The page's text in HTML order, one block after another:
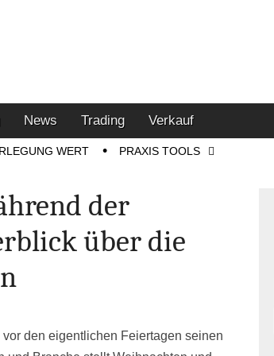
News Trading Verkauf
WERT PRAXIS TOOLS
der
über die
den eigentlichen Feiertagen seinen